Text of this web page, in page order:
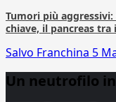
Tumori più
chiave, il pancreas tra
Salvo Franchina 5
Un neutrofilo